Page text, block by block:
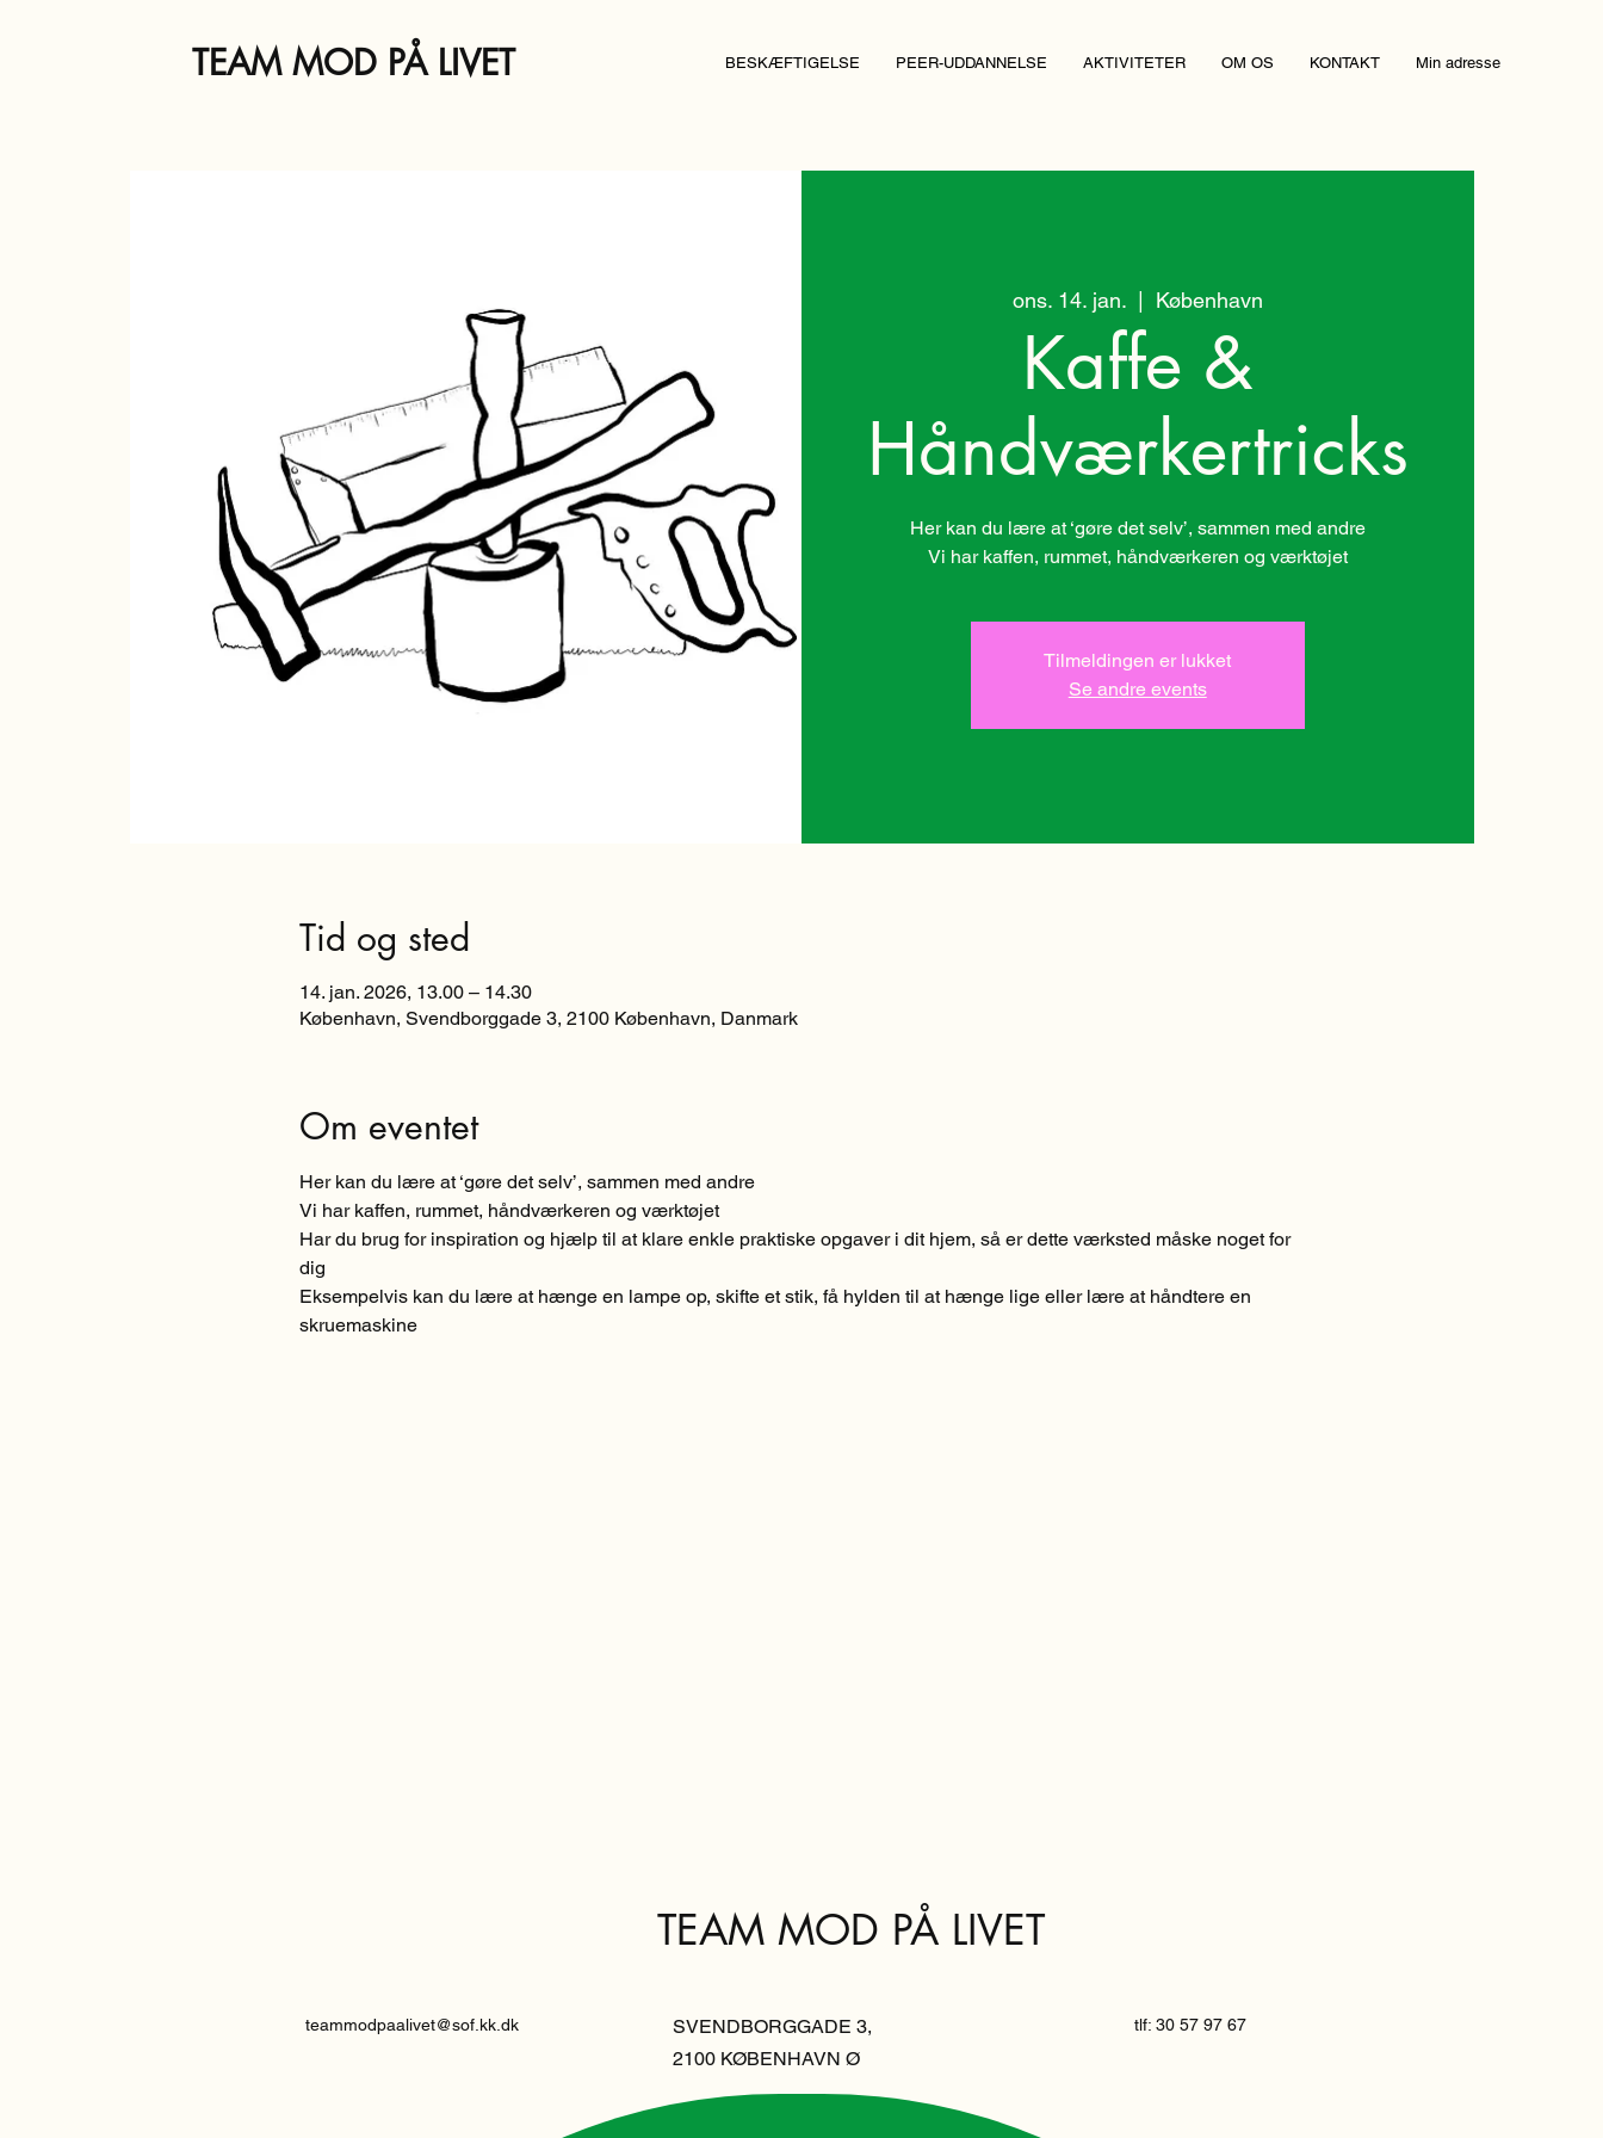
TEAM MOD PÅ LIVET BESKÆFTIGELSE PEER-UDDANNELSE AKTIVITETER OM OS KONTAKT Min adresse
ons. 14. jan.
  |
København
Kaffe &
Håndværkertricks
Her kan du lære at ‘gøre det selv’, sammen med andre
Vi har kaffen, rummet, håndværkeren og værktøjet
Tilmeldingen er lukket
Se andre events
Tid og sted
14. jan. 2026, 13.00 – 14.30
København, Svendborggade 3, 2100 København, Danmark
Om eventet
Her kan du lære at ‘gøre det selv’, sammen med andre
Vi har kaffen, rummet, håndværkeren og værktøjet
Har du brug for inspiration og hjælp til at klare enkle praktiske opgaver i dit hjem, så er dette værksted måske noget for
dig
Eksempelvis kan du lære at hænge en lampe op, skifte et stik, få hylden til at hænge lige eller lære at håndtere en
skruemaskine
TEAM MOD PÅ LIVET
teammodpaalivet@sof.kk.dk
SVENDBORGGADE 3,
2100 KØBENHAVN Ø
tlf: 30 57 97 67